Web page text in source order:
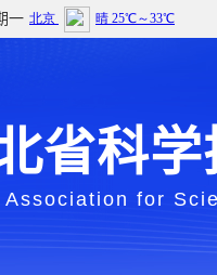
一
省科
Association for